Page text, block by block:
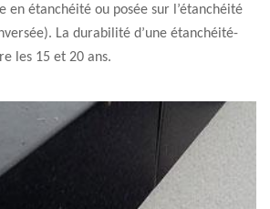
en étanchéité ou posée sur l’étanchéité
La durabilité d’une étanchéité-
les 15 et 20 ans.